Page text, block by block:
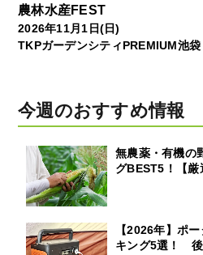
農林水産FEST
2026年11月1日(日)
TKPガーデンシティPREMIUM池
今週のおすすめ情報
無農薬・有機の
グBEST5！【厳
【2026年】ポ
キング5選！ 後